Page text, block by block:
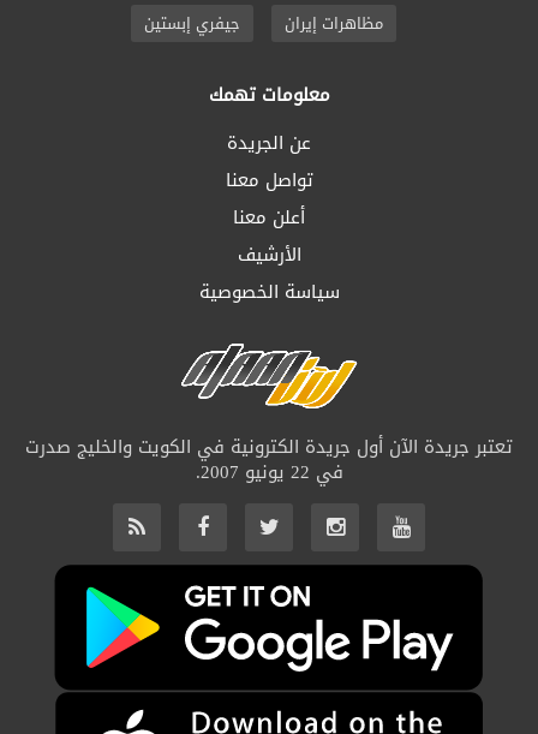
مظاهرات إيران
جيفري إبستين
معلومات تهمك
عن الجريدة
تواصل معنا
أعلن معنا
الأرشيف
سياسة الخصوصية
تعتبر جريدة الآن أول جريدة الكترونية في الكويت والخليج صدرت
في 22 يونيو 2007.